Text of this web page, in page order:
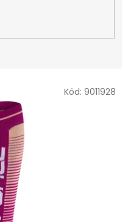
Kód: 9011928